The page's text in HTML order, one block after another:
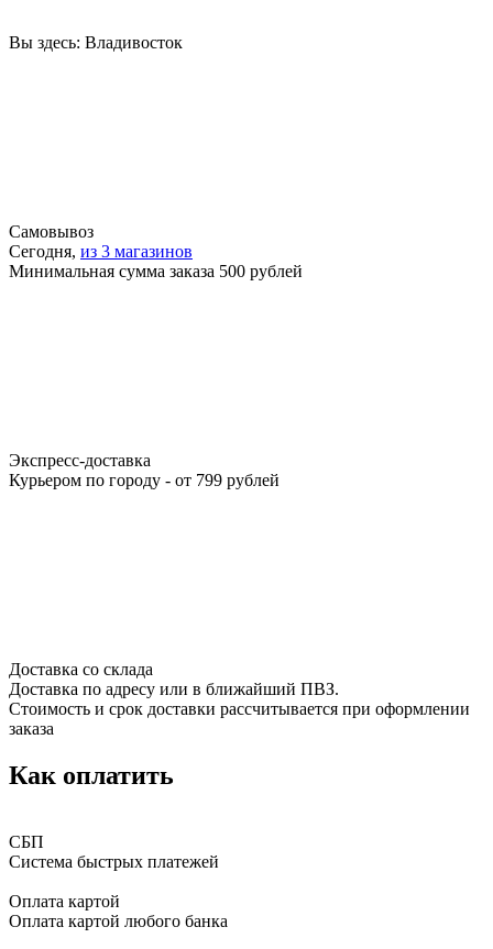
Вы здесь: Владивосток
Самовывоз
Сегодня, из 3 магазинов
Минимальная сумма заказа 500 рублей
Экспресс-доставка
Курьером по городу - от 799 рублей
Доставка со склада
Доставка по адресу или в ближайший ПВЗ.
Стоимость и срок доставки рассчитывается при оформлении
заказа
Как оплатить
СБП
Система быстрых платежей
Оплата картой
Оплата картой любого банка